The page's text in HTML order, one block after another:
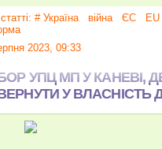
# Україна війна ЄС
EU
2023, 09:33
УПЦ МП У КАНЕВІ,
У ВЛАСНІСТЬ